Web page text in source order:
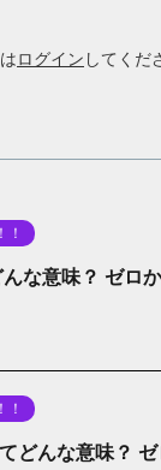
ログイン してくだ
！
な意味？ ゼロ
！
どんな意味？ ゼ